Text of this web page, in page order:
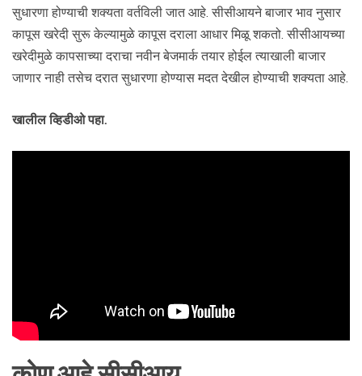
सुधारणा होण्याची शक्यता वर्तविली जात आहे. सीसीआयने बाजार भाव नुसार
कापूस खरेदी सुरू केल्यामुळे कापूस दराला आधार मिळू शकतो. सीसीआयच्या
खरेदीमुळे कापसाच्या दराचा नवीन बेजमार्क तयार होईल त्याखाली बाजार
जाणार नाही तसेच दरात सुधारणा होण्यास मदत देखील होण्याची शक्यता आहे.
खालील व्हिडीओ पहा.